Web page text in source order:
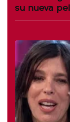
su nueva